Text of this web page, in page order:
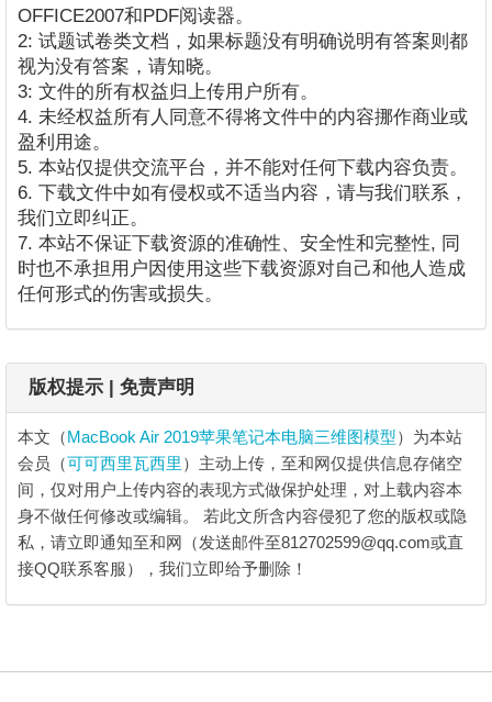
OFFICE2007和PDF阅读器。
2: 试题试卷类文档，如果标题没有明确说明有答案则都
视为没有答案，请知晓。
3: 文件的所有权益归上传用户所有。
4. 未经权益所有人同意不得将文件中的内容挪作商业或
盈利用途。
5. 本站仅提供交流平台，并不能对任何下载内容负责。
6. 下载文件中如有侵权或不适当内容，请与我们联系，
我们立即纠正。
7. 本站不保证下载资源的准确性、安全性和完整性, 同
时也不承担用户因使用这些下载资源对自己和他人造成
任何形式的伤害或损失。
版权提示 | 免责声明
本文（MacBook Air 2019苹果笔记本电脑三维图模型）为本站
会员（可可西里瓦西里 ）主动上传，至和网仅提供信息存储空
间，仅对用户上传内容的表现方式做保护处理，对上载内容本
身不做任何修改或编辑。 若此文所含内容侵犯了您的版权或隐
私，请立即通知至和网（发送邮件至812702599@qq.com或直
接QQ联系客服），我们立即给予删除！